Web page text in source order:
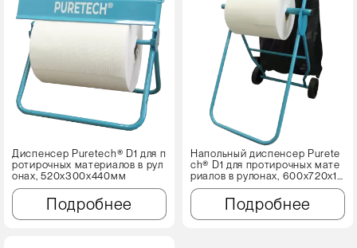
Диспенсер Puretech® D1 для п
ротирочных материалов в рул
онах, 520x300x440мм
Подробнее
Напольный диспенсер Purete
ch® D1 для протирочных мате
риалов в рулонах, 600x720x10
30 мм
Подробнее